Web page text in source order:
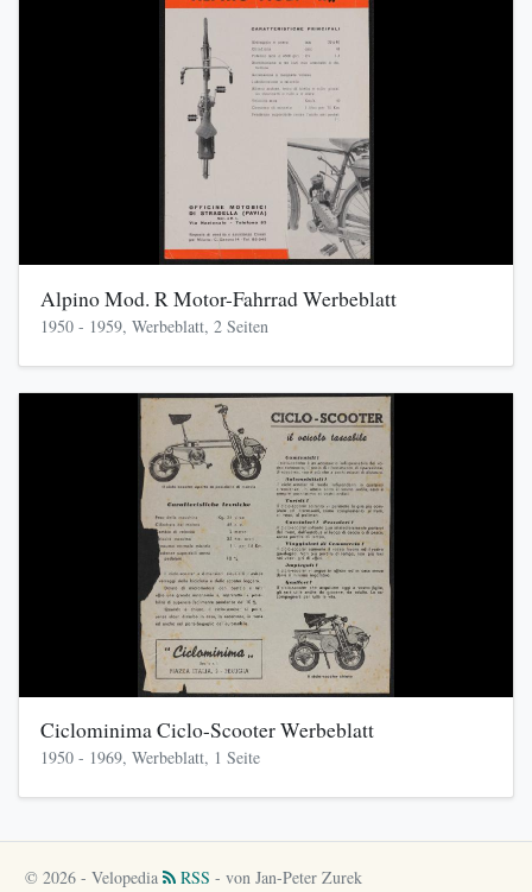
Alpino Mod. R Motor-Fahrrad Werbeblatt
1950 - 1959, Werbeblatt, 2 Seiten
Ciclominima Ciclo-Scooter Werbeblatt
1950 - 1969, Werbeblatt, 1 Seite
© 2026 - Velopedia RSS - von Jan-Peter Zurek